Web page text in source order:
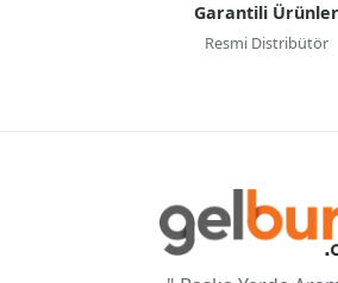
Garantili Ürünler
Resmi Distribütör